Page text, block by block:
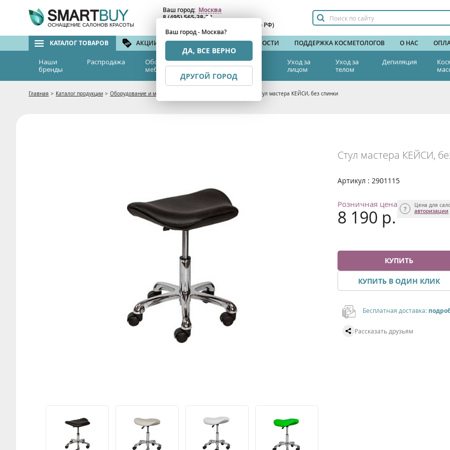
ОСНАЩЕНИЕ САЛОНОВ КРАСОТЫ
Ваш город: Москва
Ваш город - Москва?
ДА, ВСЕ ВЕРНО
ДРУГОЙ ГОРОД
8 (495) 565-38-74
(бесплатный по РФ)
КАТАЛОГ ТОВАРОВ АКЦИИ И СКИДКИ БРЕНДЫ НОВОСТИ ПОДДЕРЖКА КОСМЕТОЛОГОВ О НАС
Наши
бренды
Распродажа
Оборудование и
мебель
Эстетическая
медицина
Уход за
лицом
Уход за
телом
Депиляция
Главная > Каталог продукции > Оборудование и мебель Стул мастера КЕЙСИ, без спинки
Стул мастера КЕЙСИ,
Артикул : 2901115
Розничная цена
8 190 р.
Цена для
авторизации
КУПИТЬ
КУПИТЬ В ОДИН КЛИК
Бесплатная доставка:
Рассказать друзьям